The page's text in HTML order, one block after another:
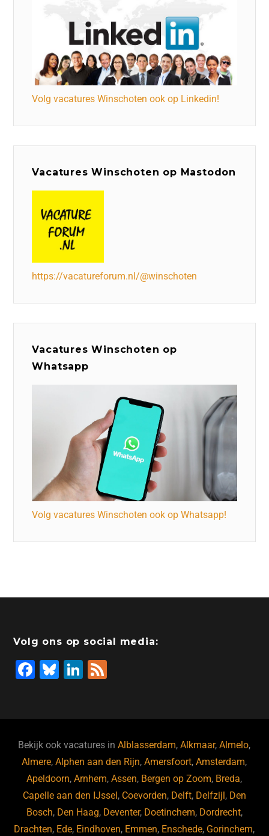
Volg vacatures Winschoten ook op Linkedin!
Vacatures Winschoten op Mastodon
https://vacatureforum.nl/@winschoten
Vacatures Winschoten op
Whatsapp
Volg vacatures Winschoten ook op Whatsapp!
Volg ons op social media:
F
b
o
o
k
Bl
ky
Li
dI
n
Bekijk ook vacatures inAlblasserdam,Alkmaar,Almelo,
Almere,Alphen aan den Rijn,Amersfoort,Amsterdam,
Apeldoorn,Arnhem,Assen, Bergen op Zoom, Breda,
Capelle aan den IJssel, Coevorden, Delft, Delfzijl, Den
Bosch, Den Haag, Deventer, Doetinchem, Dordrecht,
Drachten, Ede, Eindhoven, Emmen, Enschede, Gorinchem,